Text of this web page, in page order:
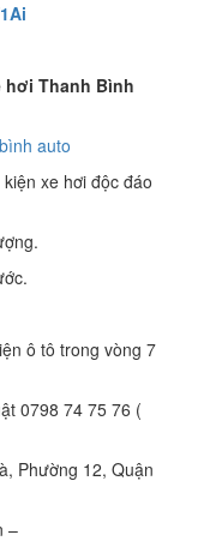
Thanh Bình
auto
xe hơi độc đáo
ô tô trong vòng 7
0798 74 75 76 (
Phường 12, Quận
–